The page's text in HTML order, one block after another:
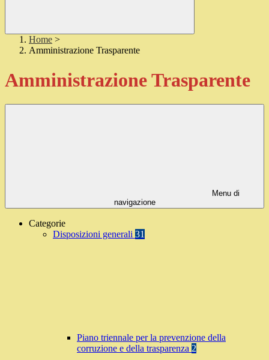
Home >
Amministrazione Trasparente
Amministrazione Trasparente
Menu di
navigazione
Categorie
Disposizioni generali 31
Piano triennale per la prevenzione della
corruzione e della trasparenza 2